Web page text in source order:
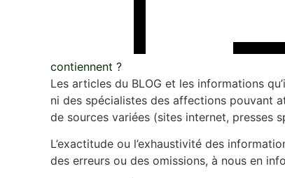
contiennent ?
Les articles du BLOG et les informations
ni des spécialistes des affections pouvant
de sources variées (sites internet, presses
L’exactitude ou l’exhaustivité des
des erreurs ou des omissions, à nous en